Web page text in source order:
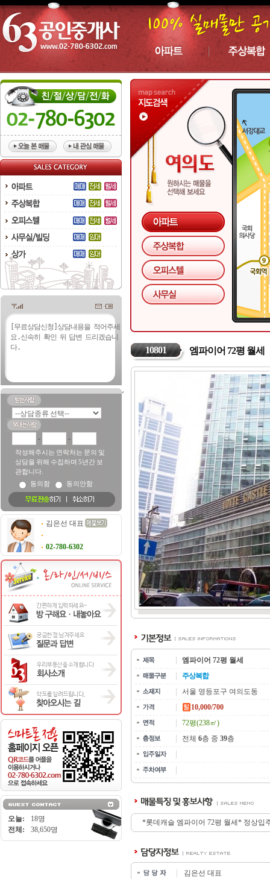
- -
작성해주시는 연락처는 문의 및
상담을 위해 수집하며 5년간 보
관합니다.
동의함
동의안함
김은선 대표
02-780-6302
오늘:
18명
전체:
38,650명
10801 엠파이어 72평 월세
엠파이어 72평 월세
주상복합
서울 영등포구 여의도동
10,000/700
72평(238㎡)
전체 6층 중 39층
*롯데캐슬 엠파이어 72평 월세* 정상입
김은선 대표